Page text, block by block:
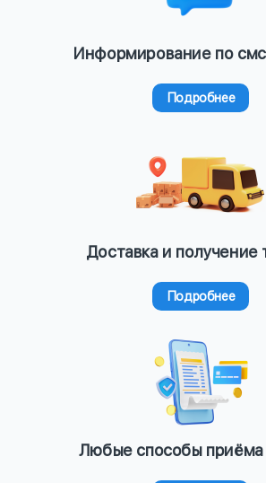
Информирование по
Подробнее
Доставка и получение
Подробнее
Любые способы приёма